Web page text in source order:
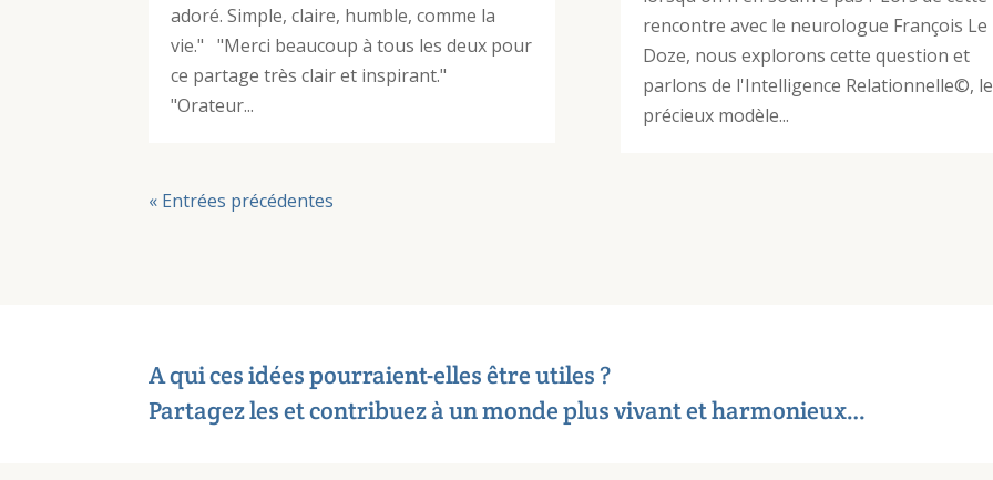
adoré. Simple, claire, humble, comme la
vie." "Merci beaucoup à tous les deux pour
ce partage très clair et inspirant."
"Orateur...
rencontre avec le neurologue François Le
Doze, nous explorons cette question et
parlons de l'Intelligence Relationnelle©, le
précieux modèle...
« Entrées précédentes
A qui ces idées pourraient-elles être utiles ?
Partagez les et contribuez à un monde plus vivant et harmonieux…